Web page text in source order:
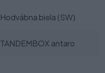
Hodvábna biela (SW)
TANDEMBOX antaro